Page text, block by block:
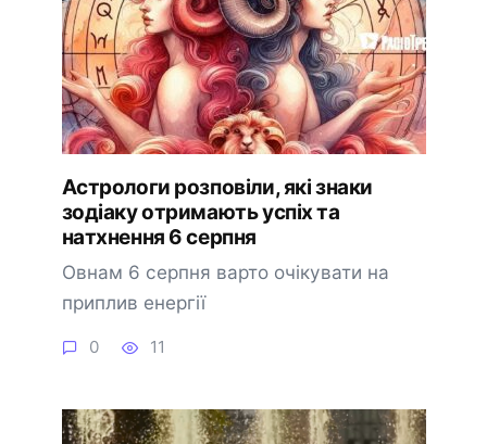
Астрологи розповіли, які знаки
зодіаку отримають успіх та
натхнення 6 серпня
Овнам 6 серпня варто очікувати на
приплив енергії
0 11
🔔 Підписатися Пізніше